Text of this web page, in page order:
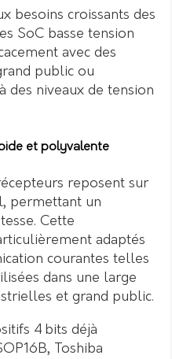
besoins croissants des
SoC basse tension
avec des
public ou
des niveaux de tension
et polyvalente
reposent sur
permettant un
Cette
adaptés
courantes telles
dans une large
et grand public.
4 bits déjà
Toshiba